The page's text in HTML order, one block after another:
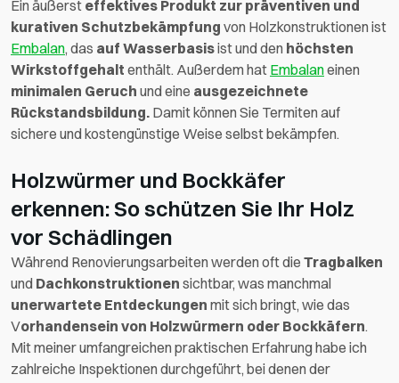
Ein äußerst effektives Produkt zur präventiven und
kurativen Schutzbekämpfung von Holzkonstruktionen ist
Embalan, das auf Wasserbasisist und den höchsten
Wirkstoffgehalt enthält. Außerdem hat Embalaneinen
minimalen Geruch und eine ausgezeichnete
Rückstandsbildung. Damit können Sie Termiten auf
sichere und kostengünstige Weise selbst bekämpfen.
Holzwürmer und Bockkäfer
erkennen: So schützen Sie Ihr Holz
vor Schädlingen
Während Renovierungsarbeiten werden oft die Tragbalken
und Dachkonstruktionen sichtbar, was manchmal
unerwartete Entdeckungen mit sich bringt, wie das
Vorhandensein von Holzwürmern oder Bockkäfern.
Mit meiner umfangreichen praktischen Erfahrung habe ich
zahlreiche Inspektionen durchgeführt, bei denen der